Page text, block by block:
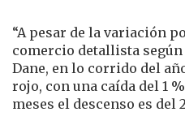
“A pesar de la variación
comercio detallista según
Dane, en lo corrido del
rojo, con una caída del 1
meses el descenso es del